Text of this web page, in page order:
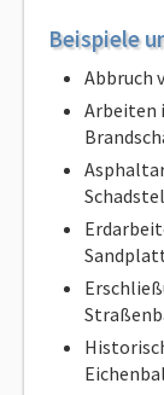
Beispiele
Abbruch
Arbeiten